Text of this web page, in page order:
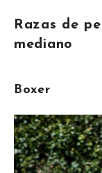
Razas de
mediano
Boxer